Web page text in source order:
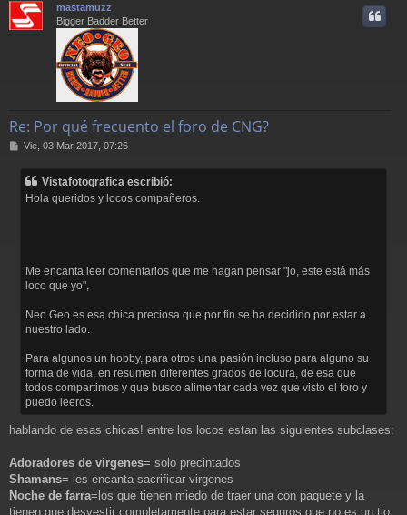
mastamuzz
Bigger Badder Better
Re: Por qué frecuento el foro de CNG?
M
Vie, 03 Mar 2017, 07:26
Vistafotografica escribió:
Hola queridos y locos compañeros.
Me encanta leer comentarios que me hagan pensar "jo, este está más
loco que yo",
Neo Geo es esa chica preciosa que por fin se ha decidido por estar a
nuestro lado.
Para algunos un hobby, para otros una pasión incluso para alguno su
forma de vida, en resumen diferentes grados de locura, de esa que
todos compartimos y que busco alimentar cada vez que visto el foro y
puedo leeros.
hablando de esas chicas! entre los locos estan las siguientes subclases:
Adoradores de virgenes= solo precintados
Shamans= les encanta sacrificar virgenes
Noche de farra=los que tienen miedo de traer una con paquete y la
tienen que desvestir completamente para estar seguros que no es un tio